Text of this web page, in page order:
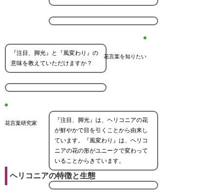
花言葉を知りたい
『注目、脚光』と『風変わり』の
意味を教えていただけますか？
花言葉研究家
『注目、脚光』は、ヘリコニアの花
が鮮やかで目を引くことから由来し
ています。『風変わり』は、ヘリコ
ニアの花の形がユニークで変わって
いることからきています。
ヘリコニアの特徴と生態